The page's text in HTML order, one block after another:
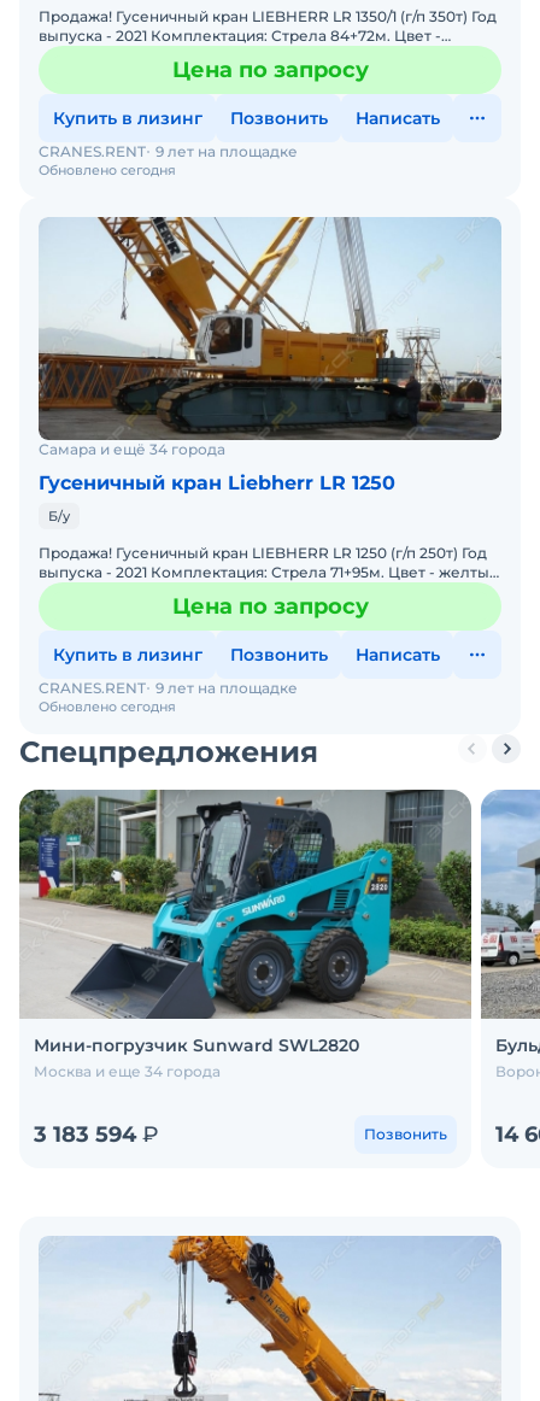
Продажа! Гусеничный кран LIEBHERR LR 1350/1 (г/п 350т) Год
выпуска - 2021 Комплектация: Стрела 84+72м. Цвет -
Цена по запросу
Купить в лизинг Позвонить Написать
Обновлено сегодня
CRANES.RENT 9 лет на площадке
Самара и ещё 34 города
Гусеничный кран Liebherr LR 1250
Б/у
Продажа! Гусеничный кран LIEBHERR LR 1250 (г/п 250т) Год
выпуска - 2021 Комплектация: Стрела 71+95м. Цвет - желтый
Наработка - 5500 м/ч. Состояние: Отличн
Цена по запросу
Купить в лизинг Позвонить Написать
Обновлено сегодня
CRANES.RENT 9 лет на площадке
Спецпредложения
Мини-погрузчик Sunward SWL2820
Москва и еще 34 города
3 183 594₽ Позвонить 14